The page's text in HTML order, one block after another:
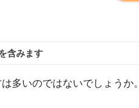
含みます
多いのではないでしょうか。